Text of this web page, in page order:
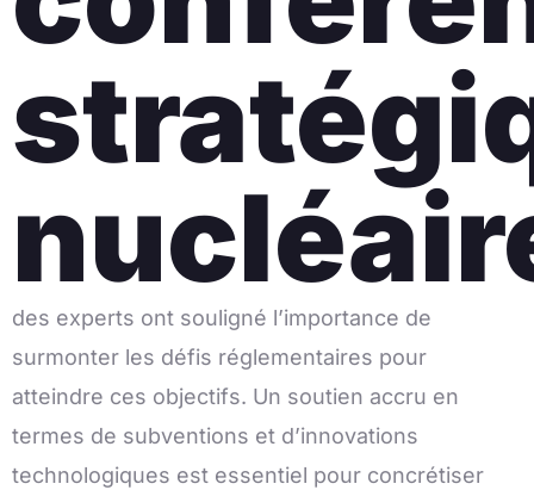
des experts ont souligné l’importance de
surmonter les défis réglementaires pour
atteindre ces objectifs. Un soutien accru en
termes de subventions et d’innovations
technologiques est essentiel pour concrétiser